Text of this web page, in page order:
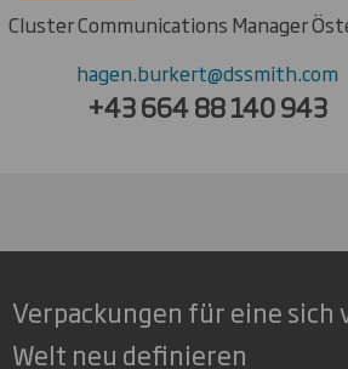
Cluster Communications Manager
hagen.burkert@dssmith.com
+43 664 88 140 943
Verpackungen für eine sich
Welt neu definieren